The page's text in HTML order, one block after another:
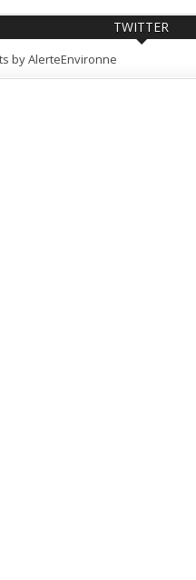
TWITTER
by AlerteEnvironne